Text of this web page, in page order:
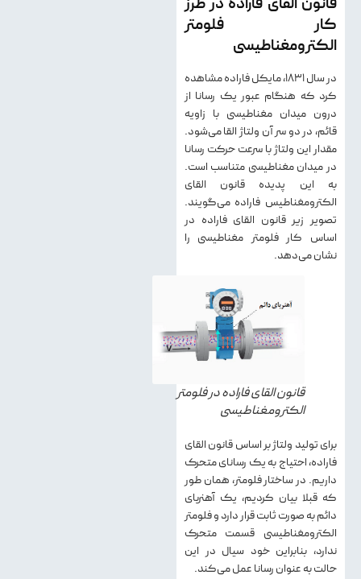
کار فلومتر
الکترومغناطیسی
در سال ۱۸۳۱، مایکل فاراده مشاهده
کرد که هنگام عبور یک رسانا از
درون میدان مغناطیسی با زاویه
قائم، در دو سر آن ولتاژ القا می‌شود.
مقدار این ولتاژ با سرعت حرکت رسانا
در میدان مغناطیسی متناسب است.
به این پدیده قانون القای
الکترومغناطیس فاراده می‌گویند.
تصویر زیر قانون القای فاراده در
اساس کار فلومتر مغناطیسی را
نشان می‌دهد.
قانون القای فاراده در فلومتر
الکترومغناطیسی
برای تولید ولتاژ بر اساس قانون القای
فاراده، احتیاج به یک رسانای متحرک
داریم. در ساختار فلومتر، همان طور
که قبلا بیان کردیم، یک آهنربای
دائم به صورت ثابت قرار دارد و فلومتر
الکترومغناطیسی قسمت متحرک
ندارد، بنابراین خود سیال در این
حالت به عنوان رسانا عمل می‌کند.